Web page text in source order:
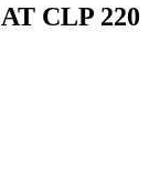
CLP 220